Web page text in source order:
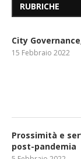
RUBRICHE
City
15 Febbraio 2022
Prossimità e
post-pandemia